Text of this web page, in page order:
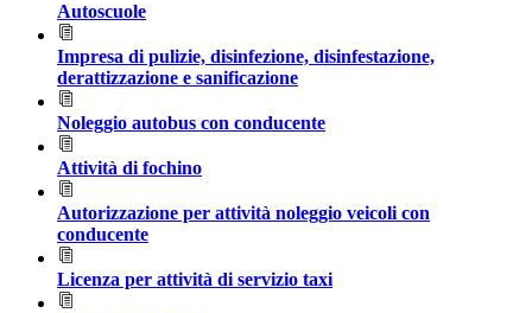
Autoscuole
Impresa di pulizie, disinfezione, disinfestazione,
derattizzazione e sanificazione
Noleggio autobus con conducente
Attività di fochino
Autorizzazione per attività noleggio veicoli con
conducente
Licenza per attività di servizio taxi